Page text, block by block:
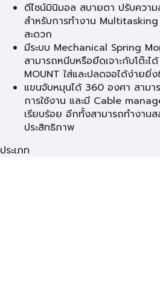
ดีไซน์มินิมอล สบายตา ปรับความ
สำหรับการทำงาน
สะดวก
มีระบบ Mechanical Spring
สามารถหนีบหรือยึดเจาะกับโต๊ะ
MOUNT ใส่และปลดจอได้ง่ายยิ่
แขนจับหมุนได้ 360 องศา สามา
การใช้งาน และมี Cable
เรียบร้อย อีกทั้งสามารถทำงาน
ประสิทธิภาพ
ประเภท